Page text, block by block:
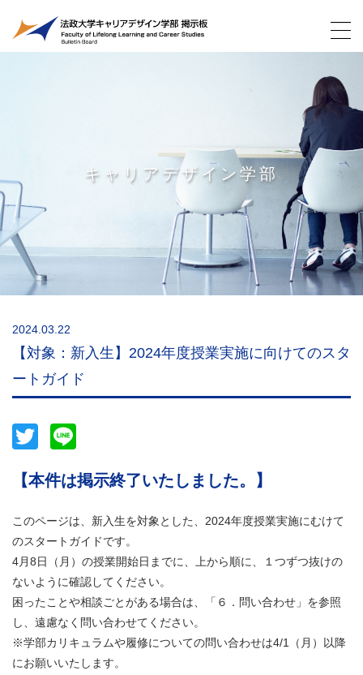
キャリアデザイン学部
2024.03.22
【対象：新入生】2024年度授業実施に向けてのスタ
ートガイド
Twitter
【本件は掲示終了いたしました。】
このページは、新入生を対象とした、2024年度授業実施にむけて
のスタートガイドです。
4月8日（月）の授業開始日までに、上から順に、１つずつ抜けの
ないように確認してください。
困ったことや相談ごとがある場合は、「６．問い合わせ」を参照
し、遠慮なく問い合わせてください。
※学部カリキュラムや履修についての問い合わせは4/1（月）以降
にお願いいたします。